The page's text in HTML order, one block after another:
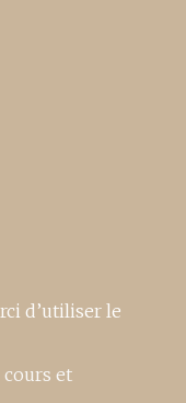
d’utiliser le
et